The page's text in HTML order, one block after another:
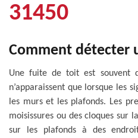
31450
Comment détecter
Une fuite de toit est souvent
n’apparaissent que lorsque les
les murs et les plafonds. Les
moisissures ou des cloques sur
sur les plafonds à des